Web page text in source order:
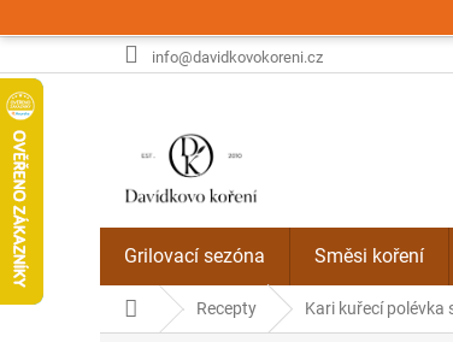
na
info@davidkovokoreni.cz
Grilovací sezóna Směsi koření
Domů Recepty Kari kuřecí polévka